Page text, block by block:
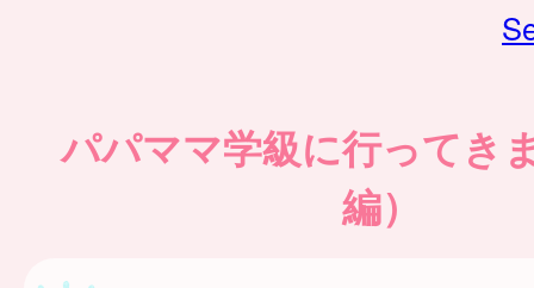
パパママ学級に行ってき
編）